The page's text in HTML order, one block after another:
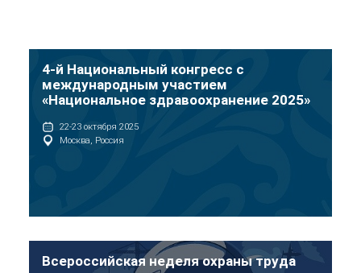
4-й Национальный конгресс с
международным участием
«Национальное здравоохранение 2025»
22-23 октября 2025
Москва, Россия
Всероссийская неделя охраны труда